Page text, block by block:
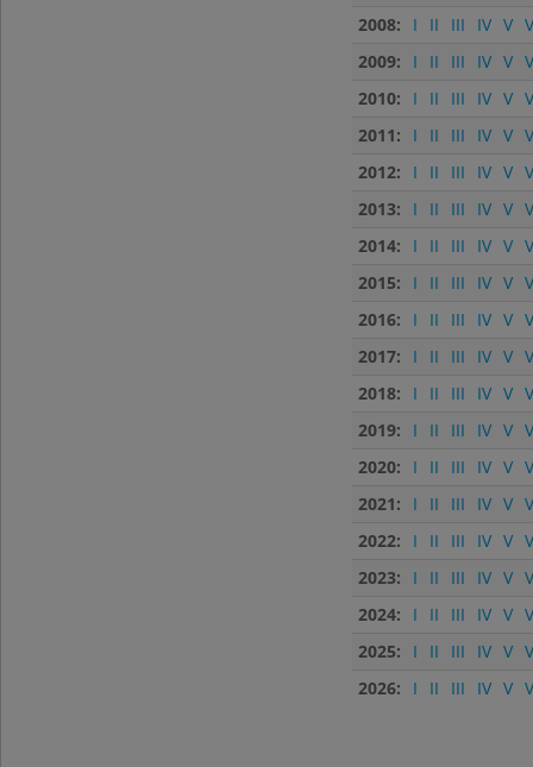
2008:
I II III IV V
2009:
I II III IV V
2010:
I II III IV V
2011:
I II III IV V
2012:
I II III IV V
2013:
I II III IV V
2014:
I II III IV V
2015:
I II III IV V
2016:
I II III IV V
2017:
I II III IV V
2018:
I II III IV V
2019:
I II III IV V
2020:
I II III IV V
2021:
I II III IV V
2022:
I II III IV V
2023:
I II III IV V
2024:
I II III IV V
2025:
I II III IV V
2026:
I II III IV V